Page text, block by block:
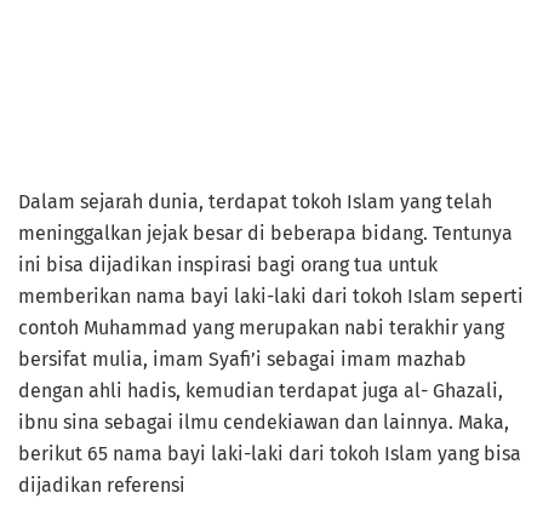
Dalam sejarah dunia, terdapat tokoh Islam yang telah
meninggalkan jejak besar di beberapa bidang. Tentunya
ini bisa dijadikan inspirasi bagi orang tua untuk
memberikan nama bayi laki-laki dari tokoh Islam seperti
contoh Muhammad yang merupakan nabi terakhir yang
bersifat mulia, imam Syafi’i sebagai imam mazhab
dengan ahli hadis, kemudian terdapat juga al- Ghazali,
ibnu sina sebagai ilmu cendekiawan dan lainnya. Maka,
berikut 65 nama bayi laki-laki dari tokoh Islam yang bisa
dijadikan referensi